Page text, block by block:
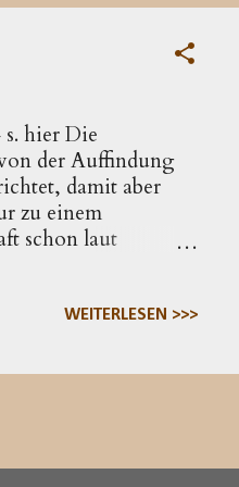
hier Die
der Auffindung
damit aber
zu einem
schon laut
Aufenthalt in dieser
Wenn sie sich über
WEITERLESEN >>>